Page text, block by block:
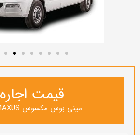
قیمت اجاره
مینی بوس مكسوس 80V MAXUS